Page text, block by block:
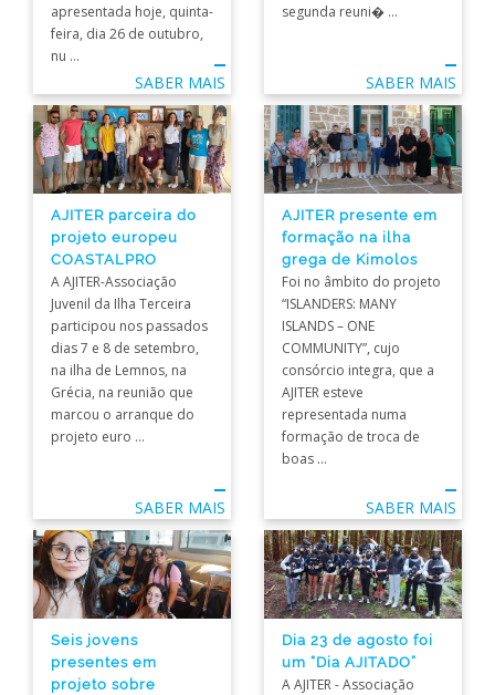
apresentada hoje, quinta-
feira, dia 26 de outubro,
nu ...
SABER MAIS
segunda reuni� ...
SABER MAIS
AJITER parceira do
projeto europeu
COASTALPRO
A AJITER-Associação
Juvenil da Ilha Terceira
participou nos passados
dias 7 e 8 de setembro,
na ilha de Lemnos, na
Grécia, na reunião que
marcou o arranque do
projeto euro ...
SABER MAIS
AJITER presente em
formação na ilha
grega de Kimolos
Foi no âmbito do projeto
“ISLANDERS: MANY
ISLANDS – ONE
COMMUNITY”, cujo
consórcio integra, que a
AJITER esteve
representada numa
formação de troca de
boas ...
SABER MAIS
Seis jovens
presentes em
projeto sobre
Dia 23 de agosto foi
um “Dia AJITADO”
A AJITER - Associação